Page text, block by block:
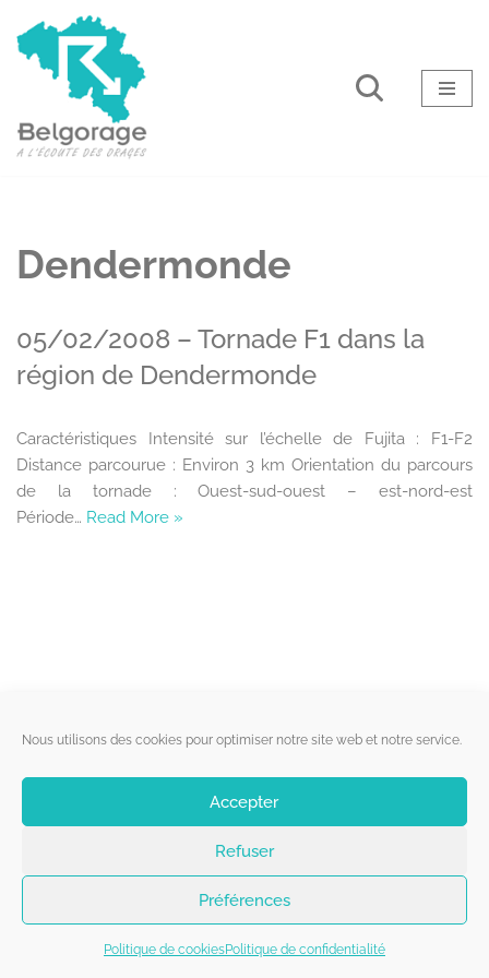
Nous utilisons des cookies pour optimiser notre site web et notre service.
Accepter
Refuser
Préférences
Politique de cookiesPolitique de confidentialité
Aller
Dendermonde
05/02/2008 – Tornade F1 dans la
région de Dendermonde
Caractéristiques Intensité sur l’échelle de Fujita : F1-F2
Distance parcourue : Environ 3 km Orientation du parcours
de la tornade : Ouest-sud-ouest – est-nord-est
Période… Read More »
Liens utiles
Qui sommes-nous ?
Politique de cookies
Copyright 2026 - Belgorage